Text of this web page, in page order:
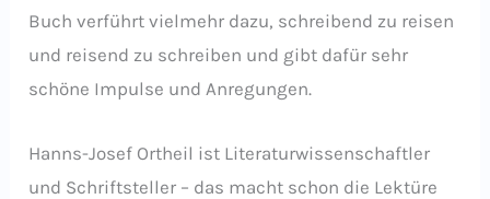
Buch verführt vielmehr dazu, schreibend zu reisen
und reisend zu schreiben und gibt dafür sehr
schöne Impulse und Anregungen.
Hanns-Josef Ortheil ist Literaturwissenschaftler
und Schriftsteller – das macht schon die Lektüre